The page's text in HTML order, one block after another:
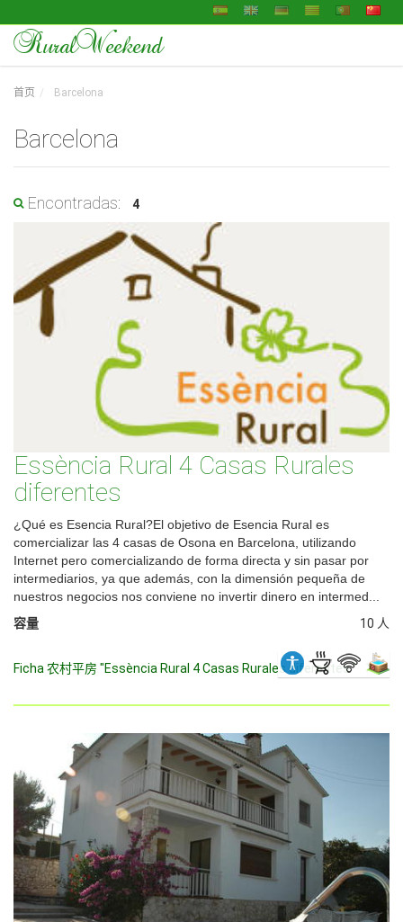
RuralWeekend
首页 Barcelona
Barcelona
Encontradas: 4
Essència Rural 4 Casas Rurales
diferentes
¿Qué es Esencia Rural?El objetivo de Esencia Rural es
comercializar las 4 casas de Osona en Barcelona, utilizando
Internet pero comercializando de forma directa y sin pasar por
intermediarios, ya que además, con la dimensión pequeña de
nuestros negocios nos conviene no invertir dinero en intermed...
容量
10 人
Ficha 农村平房 "Essència Rural 4 Casas Rurales diferentes "